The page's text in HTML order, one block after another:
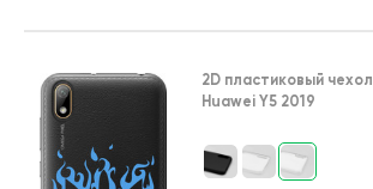
2D пластиковый чехол
Huawei Y5 2019